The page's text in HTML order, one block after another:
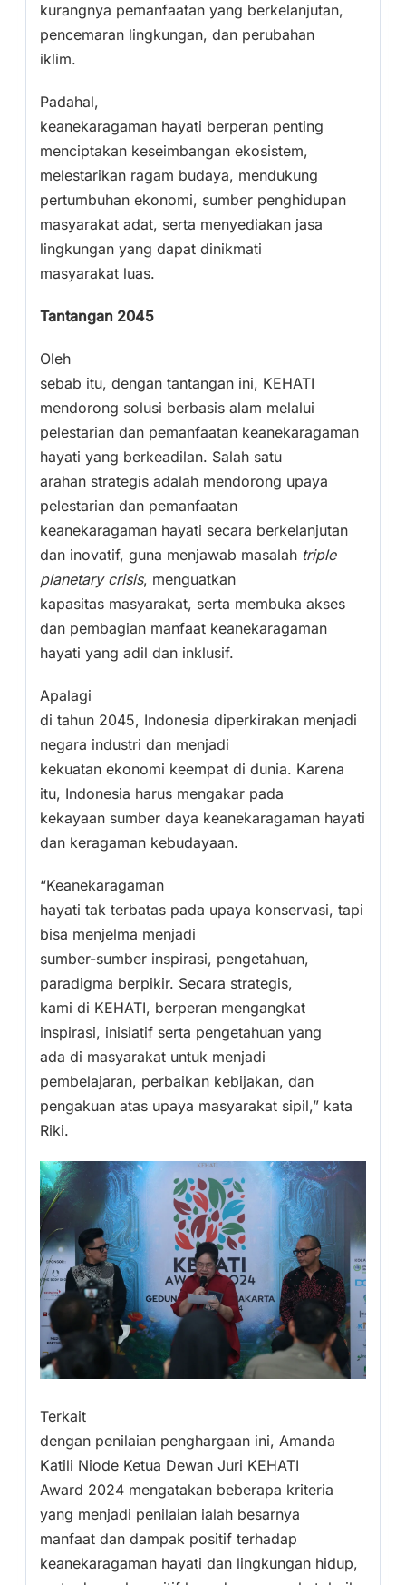
kurangnya pemanfaatan yang berkelanjutan,
pencemaran lingkungan, dan perubahan
iklim.
Padahal,
keanekaragaman hayati berperan penting
menciptakan keseimbangan ekosistem,
melestarikan ragam budaya, mendukung
pertumbuhan ekonomi, sumber penghidupan
masyarakat adat, serta menyediakan jasa
lingkungan yang dapat dinikmati
masyarakat luas.
Tantangan 2045
Oleh
sebab itu, dengan tantangan ini, KEHATI
mendorong solusi berbasis alam melalui
pelestarian dan pemanfaatan keanekaragaman
hayati yang berkeadilan. Salah satu
arahan strategis adalah mendorong upaya
pelestarian dan pemanfaatan
keanekaragaman hayati secara berkelanjutan
dan inovatif, guna menjawab masalah triple
planetary crisis, menguatkan
kapasitas masyarakat, serta membuka akses
dan pembagian manfaat keanekaragaman
hayati yang adil dan inklusif.
Apalagi
di tahun 2045, Indonesia diperkirakan menjadi
negara industri dan menjadi
kekuatan ekonomi keempat di dunia. Karena
itu, Indonesia harus mengakar pada
kekayaan sumber daya keanekaragaman hayati
dan keragaman kebudayaan.
“Keanekaragaman
hayati tak terbatas pada upaya konservasi, tapi
bisa menjelma menjadi
sumber-sumber inspirasi, pengetahuan,
paradigma berpikir. Secara strategis,
kami di KEHATI, berperan mengangkat
inspirasi, inisiatif serta pengetahuan yang
ada di masyarakat untuk menjadi
pembelajaran, perbaikan kebijakan, dan
pengakuan atas upaya masyarakat sipil,” kata
Riki.
Terkait
dengan penilaian penghargaan ini, Amanda
Katili Niode Ketua Dewan Juri KEHATI
Award 2024 mengatakan beberapa kriteria
yang menjadi penilaian ialah besarnya
manfaat dan dampak positif terhadap
keanekaragaman hayati dan lingkungan hidup,